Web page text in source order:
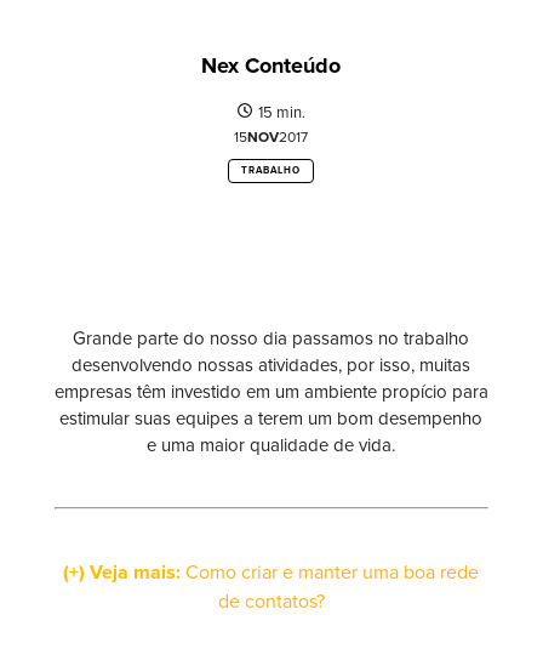
Grande parte do nosso dia passamos no trabalho
desenvolvendo nossas atividades, por isso, muitas
empresas têm investido em um ambiente propício para
estimular suas equipes a terem um bom desempenho
e uma maior qualidade de vida.
(+) Veja mais: Como criar e manter uma boa rede
de contatos?
Nex Conteúdo
15 min.
15NOV2017
TRABALHO